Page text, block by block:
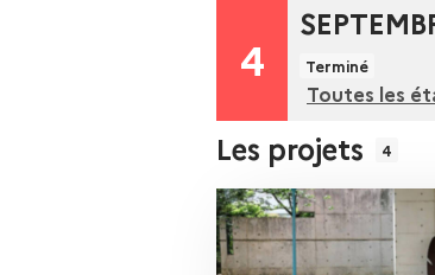
É
t
a
4 Terminé
Toutes les
Les projets 4